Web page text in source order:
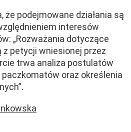
podejmowane działania są
interesów
„Rozważania dotyczące
petycji wniesionej przez
trwa analiza postulatów
oraz określenia